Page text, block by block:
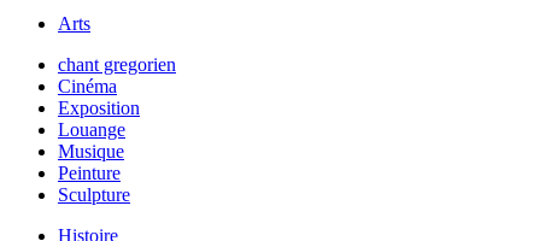
Arts
chant gregorien
Cinéma
Exposition
Louange
Musique
Peinture
Sculpture
Histoire